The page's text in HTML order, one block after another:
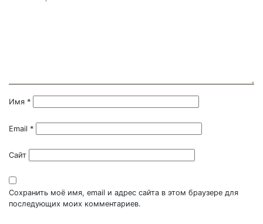
Имя *
Email *
Сайт
Сохранить моё имя, email и адрес сайта в этом браузере для
последующих моих комментариев.